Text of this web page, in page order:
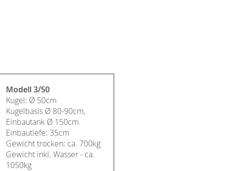
Modell 3/50
Kugel: Ø 50cm
Kugelbasis Ø 80-90cm,
Einbautank Ø 150cm
Einbautiefe: 35cm
Gewicht trocken: ca. 700kg
Gewicht inkl. Wasser - ca.
1050kg